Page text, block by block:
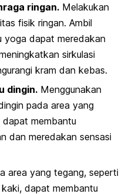
ringan. Melakukan
fisik ringan. Ambil
yoga dapat meredakan
sirkulasi
kram dan kebas.
dingin. Menggunakan
pada area yang
membantu
dan meredakan sensasi
area yang tegang, seperti
dapat membantu